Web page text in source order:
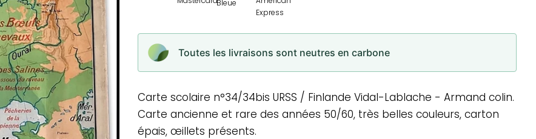
Toutes les livraisons sont neutres en carbone
Carte scolaire n°34/34bis URSS / Finlande Vidal-Lablache - Armand colin.
Carte ancienne et rare des années 50/60, très belles couleurs, carton
épais, œillets présents.